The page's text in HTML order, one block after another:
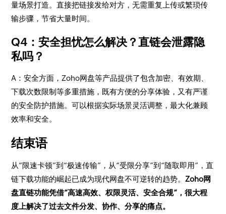
量场景打造。直接把链接发给对方，无需重复上传或繁琐传
输步骤，节省大量时间。
Q4：安全担忧怎么解决？直链会泄露隐
私吗？
A：安全方面，Zoho网盘等产品提供了包含加密、有效期、
下载次数限制等多重措施，既有方便的分享体验，又有严谨
的安全防护措施。可以根据实际场景灵活调整，最大化兼顾
效率和安全。
结束语
从“限速卡顿”到“极速传输”，从“受限分享”到“随取即用”，直
链下载功能的崛起已成为现代网盘不可逆转的趋势。Zoho网
盘直链功能凭借“高速高效、权限灵活、安全合规”，很大程
度上解决了过去文件分发、协作、分享的痛点。